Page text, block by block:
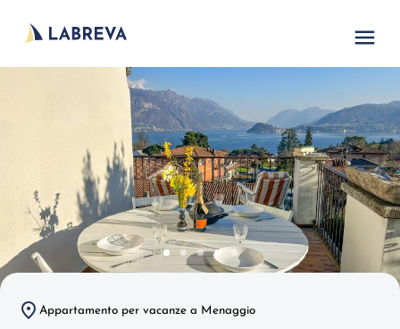
Appartamento per vacanze a Menaggio